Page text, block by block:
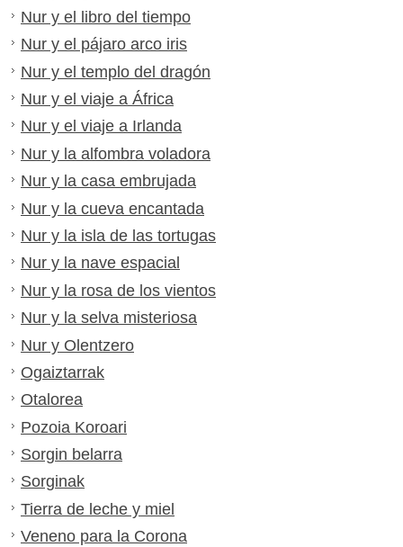
Nur y el libro del tiempo
Nur y el pájaro arco iris
Nur y el templo del dragón
Nur y el viaje a África
Nur y el viaje a Irlanda
Nur y la alfombra voladora
Nur y la casa embrujada
Nur y la cueva encantada
Nur y la isla de las tortugas
Nur y la nave espacial
Nur y la rosa de los vientos
Nur y la selva misteriosa
Nur y Olentzero
Ogaiztarrak
Otalorea
Pozoia Koroari
Sorgin belarra
Sorginak
Tierra de leche y miel
Veneno para la Corona